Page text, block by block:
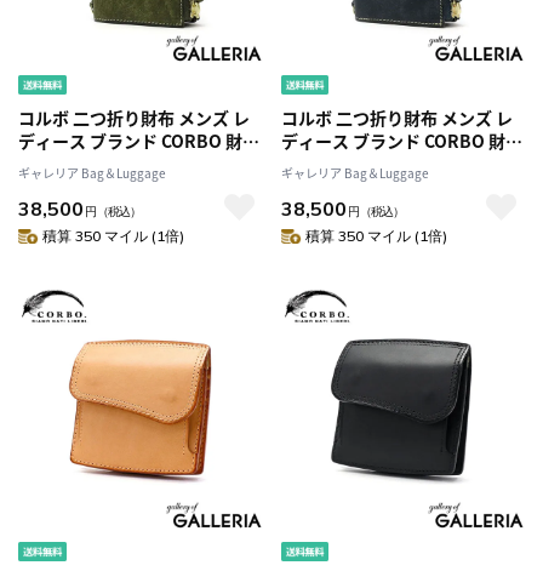
コルボ 二つ折り財布 メンズ レ
ディース ブランド CORBO 財布
二つ折り 革 本革 レザー 短財布
ファスナー L字ファスナー 小銭
入れあり 大容量 カード ポケッ
ト 日本製 SLATE PUEBLO プエ
ギャレリア Bag＆Luggage
38,500 円 （税込）
積算 350 マイル (1倍)
コルボ 二つ折り財布 メンズ レ
ディース ブランド CORBO 財布
二つ折り 革 本革 レザー 短財布
ファスナー L字ファスナー 小銭
入れあり 大容量 カード ポケッ
ト 日本製 SLATE PUEBLO プエ
ギャレリア Bag＆Luggage
38,500 円 （税込）
積算 350 マイル (1倍)